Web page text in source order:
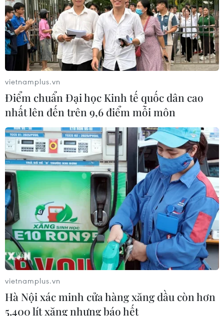
vietnamplus.vn
Điểm chuẩn Đại học Kinh tế quốc dân cao
nhất lên đến trên 9,6 điểm mỗi môn
vietnamplus.vn
Hà Nội xác minh cửa hàng xăng dầu còn hơn
5.400 lít xăng nhưng báo hết